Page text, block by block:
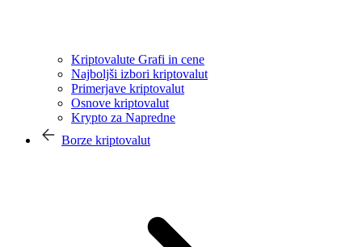
Kriptovalute Grafi in cene
Najboljši izbori kriptovalut
Primerjave kriptovalut
Osnove kriptovalut
Krypto za Napredne
Borze kriptovalut